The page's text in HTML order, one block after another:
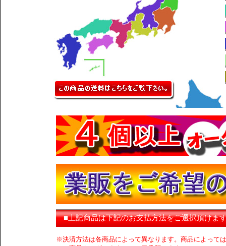
■上記商品は下記のお支払方法をご選択頂けま
※決済方法は各商品によって異なります。商品によって